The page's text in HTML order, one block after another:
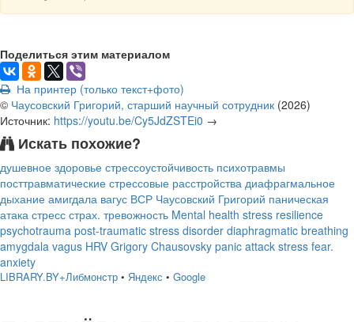
Поделиться этим материалом
На принтер (только текст+фото)
© Чаусовский Григорий, старший научный сотрудник (2026)
Источник: https://youtu.be/Cy5JdZSTEi0 →
Искать похожие?
душевное здоровье стрессоустойчивость психотравмы
посттравматические стрессовые расстройства диафрагмальное
дыхание амигдала вагус ВСР Чаусовский Григорий паническая
атака стресс страх. тревожность Mental health stress resilience
psychotrauma post-traumatic stress disorder diaphragmatic breathing
amygdala vagus HRV Grigory Chausovsky panic attack stress fear.
anxiety
LIBRARY.BY+Либмонстр • Яндекс • Google